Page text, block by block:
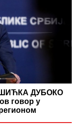
ДУБОКО
говор у